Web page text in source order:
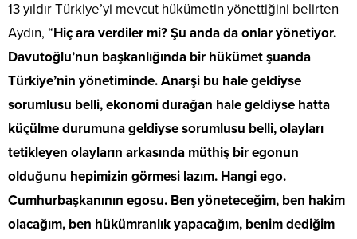
13 yıldır Türkiye’yi mevcut hükümetin yönettiğini belirten
Aydın, “Hiç ara verdiler mi? Şu anda da onlar yönetiyor.
Davutoğlu’nun başkanlığında bir hükümet şuanda
Türkiye’nin yönetiminde. Anarşi bu hale geldiyse
sorumlusu belli, ekonomi durağan hale geldiyse hatta
küçülme durumuna geldiyse sorumlusu belli, olayları
tetikleyen olayların arkasında müthiş bir egonun
olduğunu hepimizin görmesi lazım. Hangi ego.
Cumhurbaşkanının egosu. Ben yöneteceğim, ben hakim
olacağım, ben hükümranlık yapacağım, benim dediğim